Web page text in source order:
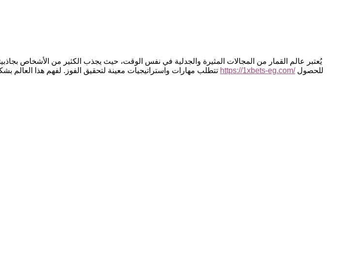
يُعتبر عالم القمار من المجالات المثيرة والجدلية في نفس الوقت، حيث يجذب الكثير من الأشخاص
https://1xbets-eg.com/للحصول